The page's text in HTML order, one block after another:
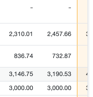
- -
2,310.01 2,457.66
836.74 732.87
3,146.75 3,190.53
3,000.00 3,000.00